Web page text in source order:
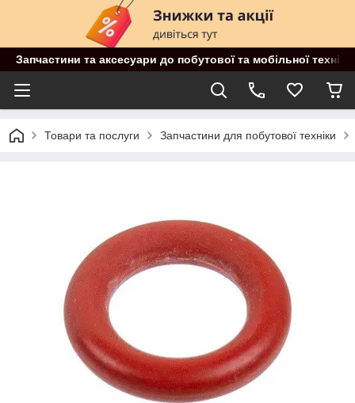
Запчастини та аксесуари до побутової та мобільної
Товари та послуги Запчастини для побутової техніки